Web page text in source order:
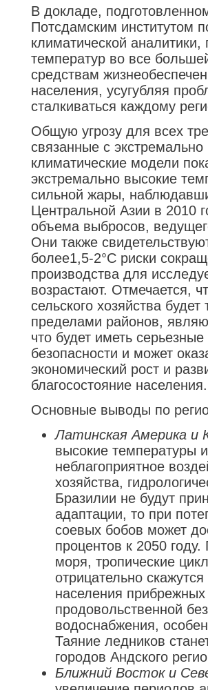
В докладе,
Потсдамским институтом
климатической
температур во все
средствам
населения, усугубляя
сталкиваться каждому
Общую угрозу для всех
связанные с
климатические модели
экстремально высокие
сильной жары,
Центральной Азии в 2010
объема выбросов,
Они также
более1,5-2°C риски
производства для
возрастают. Отмечается,
сельского хозяйства
пределами районов,
что будет иметь
безопасности и может
экономический рост и
благосостояние населения.
Основные выводы по
Латинская Америка и
высокие температуры
неблагоприятное
хозяйства,
Бразилии не будут
адаптации, то при
соевых бобов может
процентов к 2050
моря, тропические
отрицательно
населения
продовольственной
водоснабжения,
Таяние ледников
городов Андского
Ближний Восток и